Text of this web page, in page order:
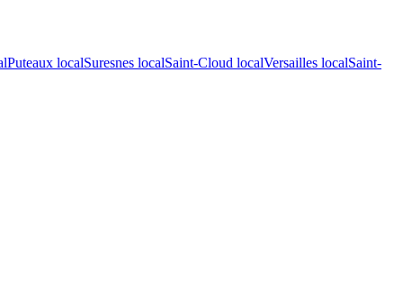
Puteaux localSuresnes localSaint-Cloud localVersailles localSaint-